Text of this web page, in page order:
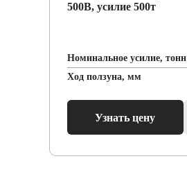
500B, усилие 500т
Номинальное усилие, тонн
Ход ползуна, мм
Узнать цену